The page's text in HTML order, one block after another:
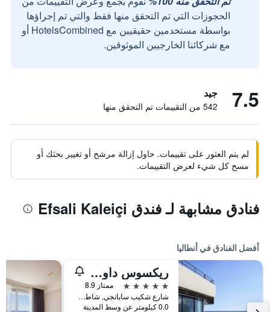
الحجوزات التي تم التحقق منها فقط والتي تم إجراؤها
بواسطة مستخدمين حقيقيين مع HotelsCombined أو
مع شركائنا الخارجيين الموثوقين.
7.5 جيد
542 من التقييمات تم التحقق منها
لم يتم العثور على تقييمات. حاول إزالة مرشح أو تغيير بحثك أو
مسح كل شيء لعرض التقييمات.
فنادق مشابهة لـ فندق Efsali Kaleiçi
أفضل الفنادق في أنطاليا
ريكسوس داون تاون أنطاليا - الوصول إلى أرض الأساطير
5 نجوم
ممتاز 8.9
شارع شكيب سابانجي, شاطئ كونيالتي, أنطاليا, تركيا
0.0 كيلومتر عن وسط المدينة